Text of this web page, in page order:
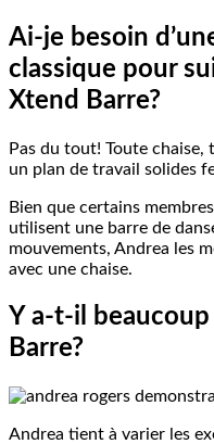
Ai-je besoin
classique pour
Xtend Barre?
Pas du tout! Toute chaise,
un plan de travail solides
Bien que certains
utilisent une barre de
mouvements, Andrea les
avec une chaise.
Y a-t-il
Barre?
Andrea tient à varier les